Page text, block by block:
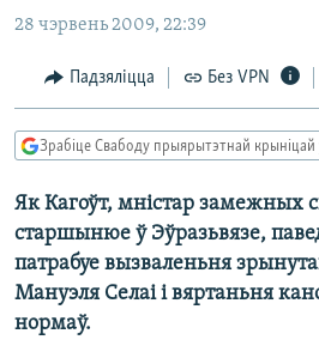
да
навігацыі
Перайсьці
да
пошуку
ПАЛІТЫКА
ЭКАНОМІКА
БЕЛАРУСЫ НА ВАЙНЕ
ПАЛІТВЯЗЬНІ
КУЛЬТУРА
КАЛЯНДАР
ГІСТОРЫЯ НА СВАБОДЗЕ
ПАДКАСТЫ
АЎДЫЁКНІГІ
PREMIUM
МОВА
НА ХВАЛЯХ СВАБОДЫ
ПАДЗЯЛІЦЦА ІНФАРМАЦЫЯЙ
RSS
ПАДКАСТЫ
TWITTER
Усе сайты РС/РСЭ
28 чэрвень 2009, 22:39
Падзяліцца Без VPN
Зрабіце Свабоду прыярытэтнай крыніцай
Як Кагоўт, мністар замежных
старшынюе ў Эўразьвязе,
патрабуе вызваленьня
Мануэля Селаі і вяртаньня
нормаў.